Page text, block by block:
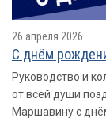
26 апреля 2026
С днём
Руководство и
от всей души
Маршавину с